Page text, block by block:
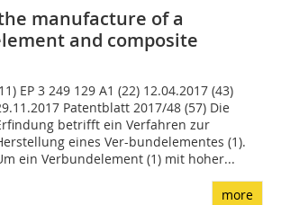
manufacture of a
and composite
EP 3 249 129 A1 (22) 12.04.2017 (43)
Patentblatt 2017/48 (57) Die
betrifft ein Verfahren zur
eines Ver-bundelementes (1).
ein Verbundele­ment (1) mit hoher...
more